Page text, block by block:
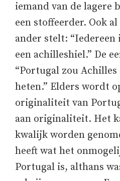
iemand van de lagere
een stoffeerder. Ook
ander stelt: “Iedereen
een achilleshiel.” De
“Portugal zou Achilles
heten.” Elders wordt
originaliteit van
aan originaliteit. Het
kwalijk worden
heeft wat het
Portugal is, althans